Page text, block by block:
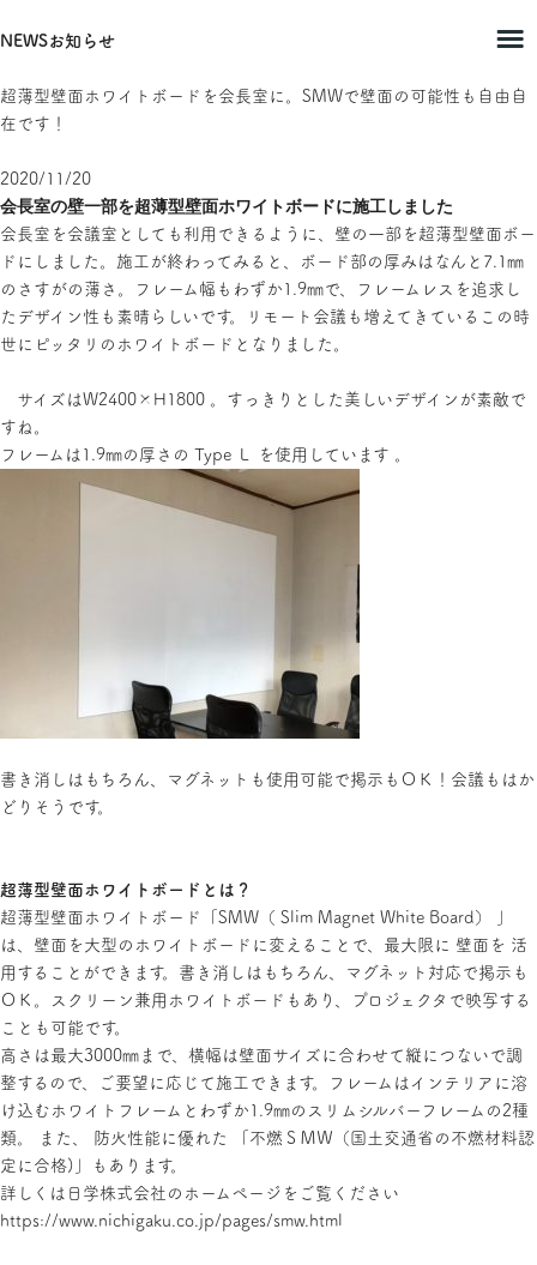
NEWSお知らせ
超薄型壁面ホワイトボードを会長室に。SMWで壁面の可能性も自由自
在です！
2020/11/20
会長室の壁一部を超薄型壁面ホワイトボードに施工しました
会長室を会議室としても利用できるように、壁の一部を超薄型壁面ボー
ドにしました。施工が終わってみると、ボード部の厚みはなんと7.1㎜
のさすがの薄さ。フレーム幅もわずか1.9㎜で、フレームレスを追求し
たデザイン性も素晴らしいです。リモート会議も増えてきているこの時
世にピッタリのホワイトボードとなりました。
サイズはW2400×H1800 。すっきりとした美しいデザインが素敵で
すね。
フレームは1.9㎜の厚さの Type Ｌ を使用しています 。
書き消しはもちろん、マグネットも使用可能で掲示もＯＫ！会議もはか
どりそうです。
超薄型壁面ホワイトボードとは？
超薄型壁面ホワイトボード「SMW（ Slim Magnet White Board） 」
は、壁面を大型のホワイトボードに変えることで、最大限に 壁面を 活
用することができます。書き消しはもちろん、マグネット対応で掲示も
ＯＫ。スクリーン兼用ホワイトボードもあり、プロジェクタで映写する
ことも可能です。
高さは最大3000㎜まで、横幅は壁面サイズに合わせて縦につないで調
整するので、ご要望に応じて施工できます。フレームはインテリアに溶
け込むホワイトフレームとわずか1.9㎜のスリムシルバーフレームの2種
類。 また、 防火性能に優れた 「不燃ＳＭＷ（国土交通省の不燃材料認
定に合格)」もあります。
詳しくは日学株式会社のホームページをご覧ください
https://www.nichigaku.co.jp/pages/smw.html